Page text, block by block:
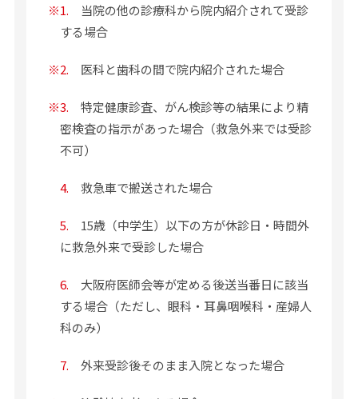
※1.
当院の他の診療科から院内紹介されて受診
する場合
※2. 医科と歯科の間で院内紹介された場合
※3.
特定健康診査、がん検診等の結果により精
密検査の指示があった場合（救急外来では受診
不可）
4. 救急車で搬送された場合
5.
15歳（中学生）以下の方が休診日・時間外
に救急外来で受診した場合
6.
大阪府医師会等が定める後送当番日に該当
する場合（ただし、眼科・耳鼻咽喉科・産婦人
科のみ）
7. 外来受診後そのまま入院となった場合